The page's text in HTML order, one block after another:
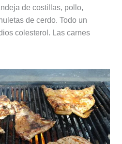
de costillas, pollo,
de cerdo. Todo un
colesterol. Las carnes